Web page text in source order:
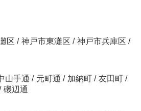
区 / 神戸市東灘区 / 神戸市兵庫区 /
山手通 / 元町通 / 加納町 / 友田町 /
磯辺通